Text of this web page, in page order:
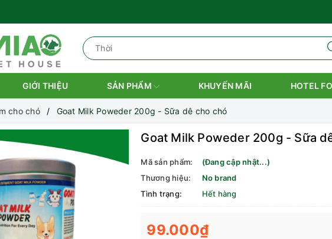
GIỚI THIỆU SẢN PHẨM KHUYẾN MÃI HOTEL
cho chó Goat Milk Poweder 200g - Sữa dê cho chó
Goat Milk Poweder 200g - Sữa
Mã sản phẩm:
(Đang cập nhật...)
Thương hiệu:
No brand
Tình trạng:
Hết hàng
99.000₫